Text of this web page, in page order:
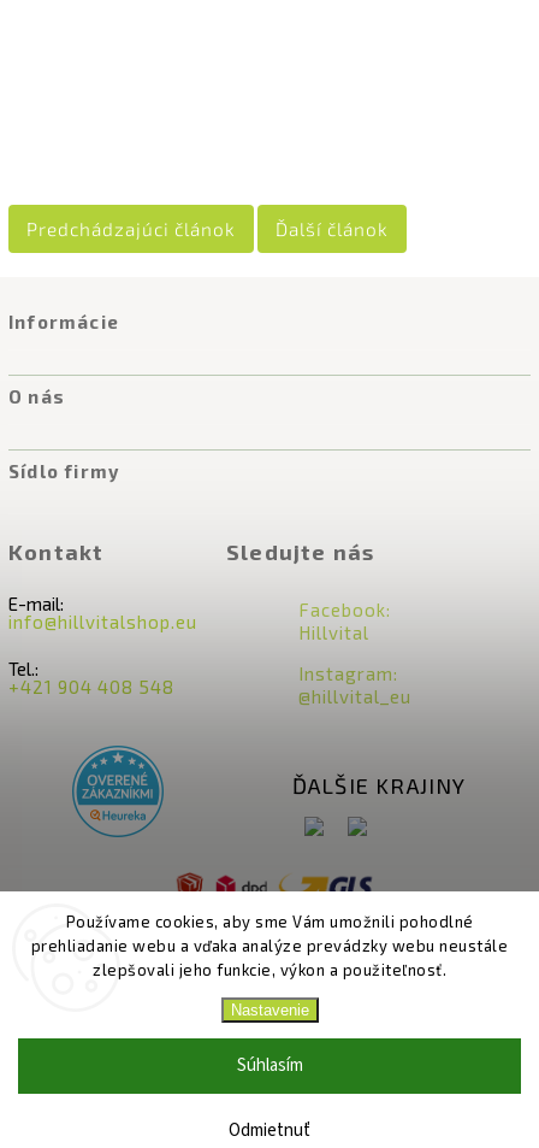
Používame cookies, aby sme Vám umožnili pohodlné
prehliadanie webu a vďaka analýze prevádzky webu neustále
zlepšovali jeho funkcie, výkon a použiteľnosť.
Nastavenie
Odmietnuť
Súhlasím
Predchádzajúci článok Ďalší článok
Informácie
O nás
Sídlo firmy
Kontakt
E-mail:
info@hillvitalshop.eu
Tel.:
+421 904 408 548
Sledujte nás
Facebook:
Hillvital
Instagram:
@hillvital_eu
ĎALŠIE KRAJINY
HillVital. Všetky práva vyhradené.
Upraviť nastavenie cookies